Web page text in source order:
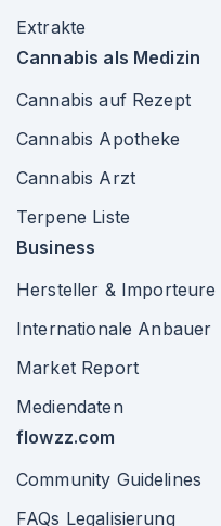
Extrakte
Cannabis als Medizin
Cannabis auf Rezept
Cannabis Apotheke
Cannabis Arzt
Terpene Liste
Business
Hersteller & Importeure
Internationale Anbauer
Market Report
Mediendaten
flowzz.com
Community Guidelines
FAQs Legalisierung